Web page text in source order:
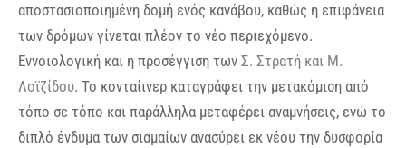
αποστασιοποιημένη δομή ενός κανάβου, καθώς η επιφάνεια
των δρόμων γίνεται πλέον το νέο περιεχόμενο.
Εννοιολογική και η προσέγγιση των Σ. Στρατή και Μ.
Λοϊζίδου. Το κονταίινερ καταγράφει την μετακόμιση από
τόπο σε τόπο και παράλληλα μεταφέρει αναμνήσεις, ενώ το
διπλό ένδυμα των σιαμαίων ανασύρει εκ νέου την δυσφορία